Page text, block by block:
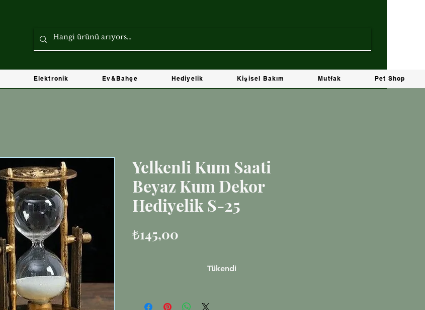
Elektronik Ev&Bahçe Hediyelik Kişisel Bakım Mutfak Pet Shop
Yelkenli Kum Saati
Beyaz Kum Dekor
Hediyelik S-25
₺145,00
Tükendi